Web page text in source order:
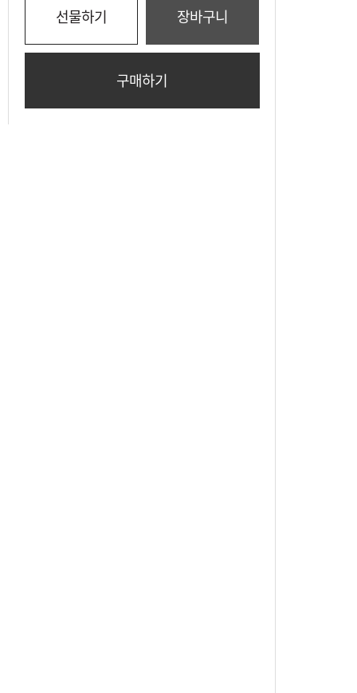
선물하기 장바구니
구매하기